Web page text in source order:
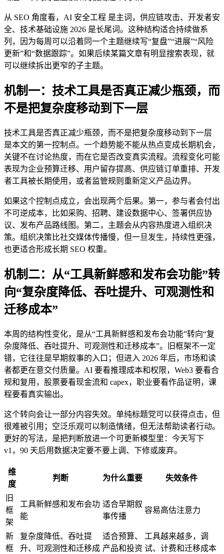
从 SEO 角度看，AI 安全工程 是主词，供应链攻击、开发者安
全、技术基础设施 2026 是长尾词。这种结构适合持续做系
列，因为每周可以沿着同一个主题继续写“复盘”“进展”“风险
更新”和“数据跟踪”。如果后续某篇文章有明显搜索表现，就
可以继续拆出更窄的子主题。
机制一：技术工具是否真正减少瓶颈，而
不是把复杂度移动到下一层
技术工具是否真正减少瓶颈，而不是把复杂度移动到下一层
是本文的第一控制点。一个趋势能不能从热点变成长期机会，
关键不在讨论热度，而在它是否改变真实流程。流程变化可能
表现为企业预算迁移、用户留存提高、供应链订单重排、开发
者工具被长期使用，或者监管规则重新定义产品边界。
如果这个控制点成立，会出现两个后果。第一，参与者会付出
不可逆成本，比如采购、招聘、建设数据中心、签署供应协
议、发布产品路线图。第二，主题会从内容热度进入组织决
策。组织决策比社交媒体传播慢，但一旦发生，持续性更强，
也更适合形成长期 SEO 权重。
机制二：从“工具新鲜感和发布会功能”转
向“复杂度降低、吞吐提升、可观测性和
迁移成本”
本周的结构性变化，是从“工具新鲜感和发布会功能”转向“复
杂度降低、吞吐提升、可观测性和迁移成本”。旧框架不一定
错，它往往是早期叙事的入口；但进入 2026 年后，市场和读
者都更在意交付质量。AI 要看推理成本和权限，Web3 要看合
规和复用，股票要看现金流和 capex，职业要看作品证明，课
程要看真实输出。
这个转向会让一部分内容失效。单纯标题党可以获得点击，但
很难被引用；空泛乐观可以制造情绪，但无法帮助读者行动。
更好的写法，是把判断放进一个可更新模型里：今天写下
v1，90 天后用数据决定要不要上调、下修或废弃。
维
度
判断 为什么重要 失效条件
旧
框
架
工具新鲜感和发布会功
能
适合早期叙
事传播
容易高估注意力
新
框
复杂度降低、吞吐提
升、可观测性和迁移成
适合预算、
产品和投资
工具越来越多，调
试、计费和迁移成本